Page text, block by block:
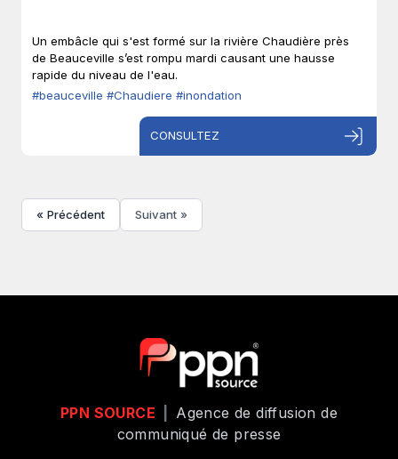
Un embâcle qui s'est formé sur la rivière Chaudière près
de Beauceville s’est rompu mardi causant une hausse
rapide du niveau de l'eau.
#beauceville #Chaudiere #inondation
CONSULTEZ
« Précédent Suivant »
PPN SOURCE
Agence de diffusion de
communiqué de presse